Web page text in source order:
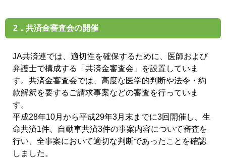
2．共済金審査会の開催
JA共済連では、適切性を確保するために、医師および
弁護士で構成する「共済金審査会」を設置していま
す。共済金審査会では、高度な医学的判断や法令・約
款解釈を要するご請求事案などの審査を行っていま
す。
平成28年10月から平成29年3月末までに3回開催し、生
命共済1件、自動車共済3件の事案内容について審査を
行い、全事案において適切な判断であったことを確認
しました。